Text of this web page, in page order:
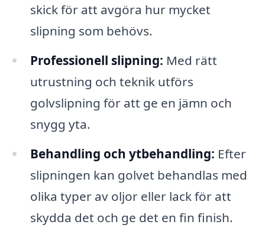
skick för att avgöra hur mycket
slipning som behövs.
Professionell slipning: Med rätt
utrustning och teknik utförs
golvslipning för att ge en jämn och
snygg yta.
Behandling och ytbehandling: Efter
slipningen kan golvet behandlas med
olika typer av oljor eller lack för att
skydda det och ge det en fin finish.